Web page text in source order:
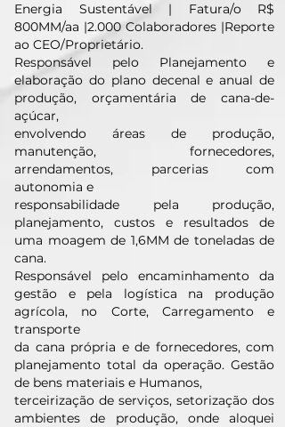
Energia Sustentável | Fatura/o R$
800MM/aa |2.000 Colaboradores |Reporte
ao CEO/Proprietário.
Responsável pelo Planejamento e
elaboração do plano decenal e anual de
produção, orçamentária de cana-de-
açúcar,
envolvendo áreas de produção,
manutenção, fornecedores,
arrendamentos, parcerias com
autonomia e
responsabilidade pela produção,
planejamento, custos e resultados de
uma moagem de 1,6MM de toneladas de
cana.
Responsável pelo encaminhamento da
gestão e pela logística na produção
agrícola, no Corte, Carregamento e
transporte
da cana própria e de fornecedores, com
planejamento total da operação. Gestão
de bens materiais e Humanos,
terceirização de serviços, setorização dos
ambientes de produção, onde aloquei